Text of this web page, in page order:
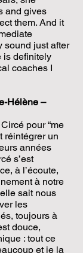
and gives
them. And it
sound just after
is definitely
coaches I
Hélène –
pour “me
réintégrer un
années
s’est
à l’écoute,
à notre
sait nous
les
toujours à
douce,
: tout ce
et je la